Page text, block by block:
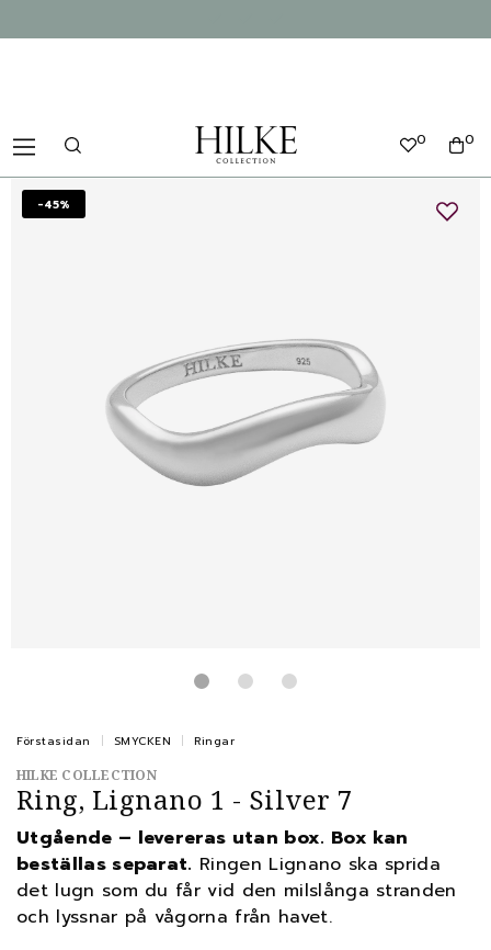
0
0
-45%
Förstasidan SMYCKEN Ringar
HILKE COLLECTION
Ring, Lignano 1 - Silver 7
Utgående – levereras utan box. Box kan
beställas separat. Ringen Lignano ska sprida
det lugn som du får vid den milslånga stranden
och lyssnar på vågorna från havet.